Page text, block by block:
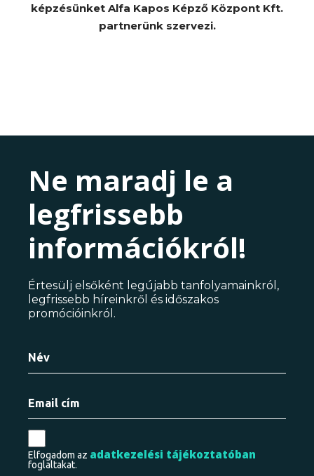
képzésünket Alfa Kapos Képző Központ Kft.
partnerünk szervezi.
Ne maradj le a
legfrissebb
információkról!
Értesülj elsőként legújabb tanfolyamainkról,
legfrissebb híreinkről és időszakos
promócióinkról.
Elfogadom az adatkezelési tájékoztatóban
foglaltakat.